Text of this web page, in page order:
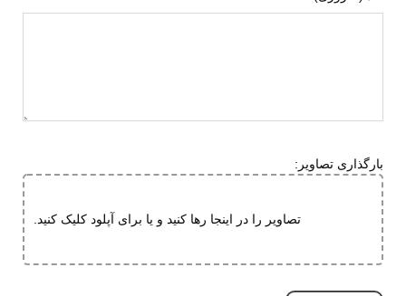
ویژگی های
مقاوم در برابر سایش
سبک و راحت
قابلیت تطبیق با فرم پا
بارگذاری تصاویر:
تصاویر را در اینجا رها کنید و یا برای آپلود کلیک کنید.